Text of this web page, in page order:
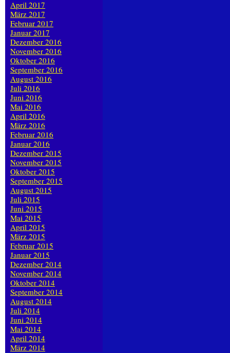
April 2017
März 2017
Februar 2017
Januar 2017
Dezember 2016
November 2016
Oktober 2016
September 2016
August 2016
Juli 2016
Juni 2016
Mai 2016
April 2016
März 2016
Februar 2016
Januar 2016
Dezember 2015
November 2015
Oktober 2015
September 2015
August 2015
Juli 2015
Juni 2015
Mai 2015
April 2015
März 2015
Februar 2015
Januar 2015
Dezember 2014
November 2014
Oktober 2014
September 2014
August 2014
Juli 2014
Juni 2014
Mai 2014
April 2014
März 2014